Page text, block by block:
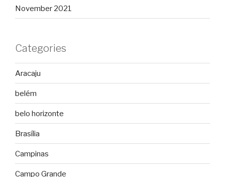
November 2021
Categories
Aracaju
belém
belo horizonte
Brasília
Campinas
Campo Grande